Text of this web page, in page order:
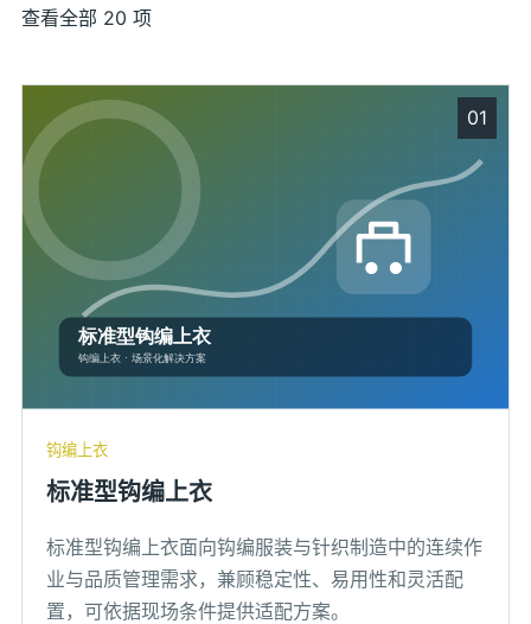
查看全部 20 项
01
钩编上衣
标准型钩编上衣
标准型钩编上衣面向钩编服装与针织制造中的连续作
业与品质管理需求，兼顾稳定性、易用性和灵活配
置，可依据现场条件提供适配方案。